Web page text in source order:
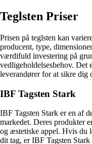
Teglsten Priser
Prisen på teglsten kan
producent, type,
værdifuld investering på
vedligeholdelsesbehov.
leverandører for at sikre dig
IBF Tagsten Stark
IBF Tagsten Stark er en af
markedet. Deres produkter
og æstetiske appel. Hvis du
dit tag, er IBF Tagsten